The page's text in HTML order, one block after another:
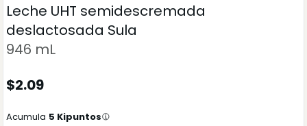
Leche UHT semidescremada
deslactosada Sula
946 mL
$2.09
Acumula 5 Kipuntos